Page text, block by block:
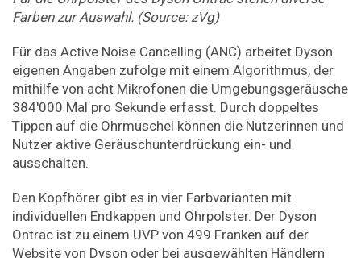
Farben zur Auswahl. (Source: zVg)
Für das Active Noise Cancelling (ANC) arbeitet Dyson
eigenen Angaben zufolge mit einem Algorithmus, der
mithilfe von acht Mikrofonen die Umgebungsgeräusche
384'000 Mal pro Sekunde erfasst. Durch doppeltes
Tippen auf die Ohrmuschel können die Nutzerinnen und
Nutzer aktive Geräuschunterdrückung ein- und
ausschalten.
Den Kopfhörer gibt es in vier Farbvarianten mit
individuellen Endkappen und Ohrpolster. Der Dyson
Ontrac ist zu einem UVP von 499 Franken auf der
Website von Dyson oder bei ausgewählten Händlern